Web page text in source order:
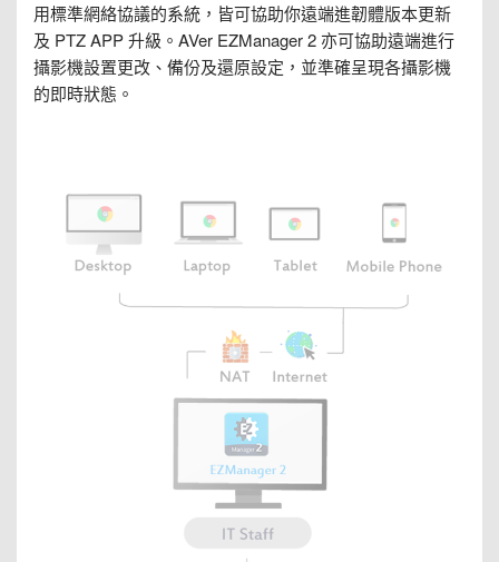
用標準網絡協議的系統，皆可協助你遠端進韌體版本更新
及 PTZ APP 升級。AVer EZManager 2 亦可協助遠端進行
攝影機設置更改、備份及還原設定，並準確呈現各攝影機
的即時狀態。